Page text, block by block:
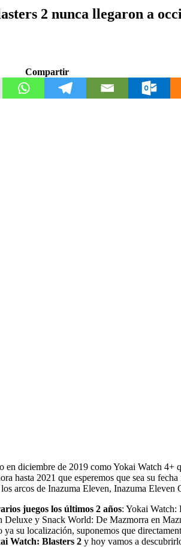
2 nunca llegaron a
Compartir
diciembre de 2019 como Yokai Watch
hasta 2021 que esperemos que sea su
arcos de Inazuma Eleven, Inazuma
juegos los últimos 2 años: Yokai Watch:
y Snack World: De Mazmorra en
ya su localización, suponemos que
Watch: Blasters 2 y hoy vamos a